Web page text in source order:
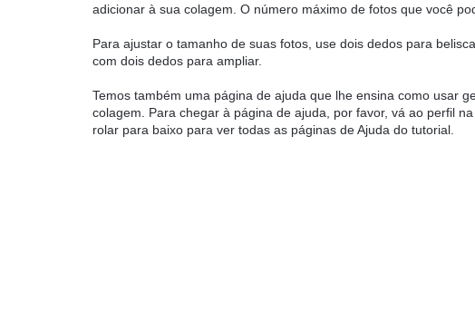
adicionar à sua colagem. O número máximo de fotos que você
Para ajustar o tamanho de suas fotos, use dois dedos para
com dois dedos para ampliar.
Temos também uma página de ajuda que lhe ensina como usar
colagem. Para chegar à página de ajuda, por favor, vá ao perfil
rolar para baixo para ver todas as páginas de Ajuda do tutorial.